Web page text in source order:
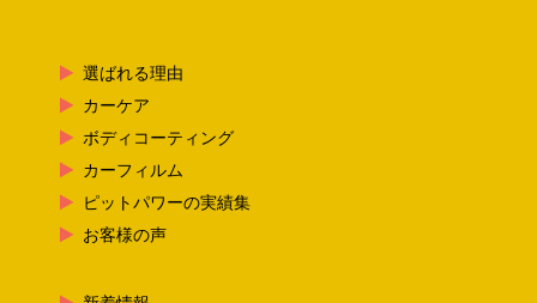
選ばれる理由
カーケア
ボディコーティング
カーフィルム
ピットパワーの実績集
お客様の声